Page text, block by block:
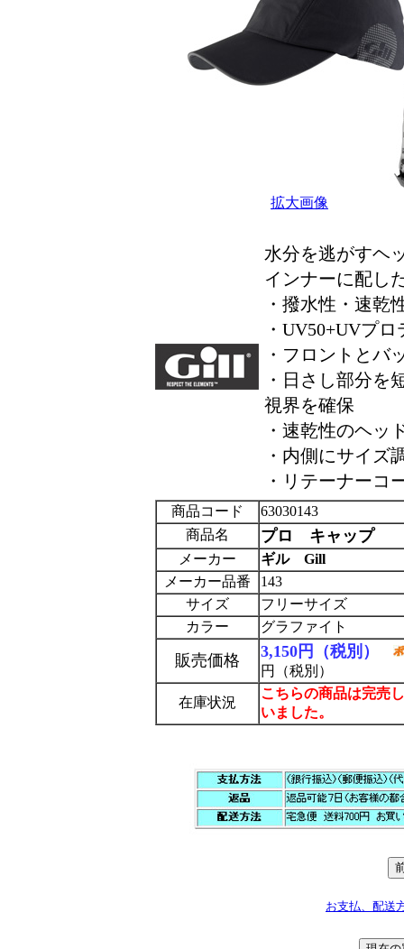
拡大画像
水分を逃がすヘ
インナーに配し
・撥水性・速乾
・UV50+UVプ
・フロントとバ
・日さし部分を
視界を確保
・速乾性のヘッ
・内側にサイズ
・リテーナーコ
商品コード
63030143
商品名
プロ キャップ
メーカー
ギル Gill
メーカー品番
143
サイズ
フリーサイズ
カラー
グラファイト
販売価格 3,150円（税別）
円（税別）
在庫状況
こちらの商品は完売
いました。
お支払、配送